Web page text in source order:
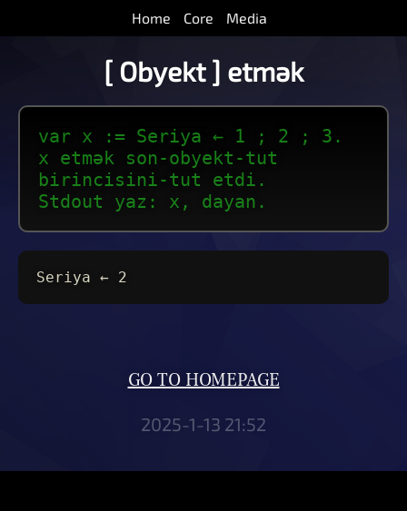
Home Core Media
[ Obyekt ] etmək
var x := Seriya ← 1 ; 2 ; 3.
x etmək son-obyekt-tut
birincisini-tut etdi.
Stdout yaz: x, dayan.
Seriya ← 2
GO TO HOMEPAGE
2025-1-13 21:52